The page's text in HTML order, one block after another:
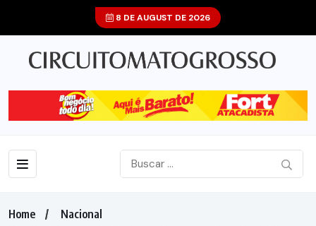
8 DE AUGUST DE 2026
Home
Nacional